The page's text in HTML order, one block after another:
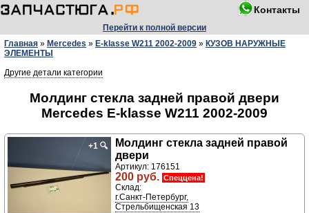
Контакты
Перейти к полной версии
Главная » Mercedes » E-klasse W211 2002-2009 » КУЗОВ НАРУЖНЫЕ
ЭЛЕМЕНТЫ
Другие детали категории
Молдинг стекла задней правой двери
Mercedes E-klasse W211 2002-2009
+1 🔍
Молдинг стекла задней правой
двери
Артикул: 176151
200 руб. Спеццена!
Склад:
г.Санкт-Петербург,
Стрельбищенская 13